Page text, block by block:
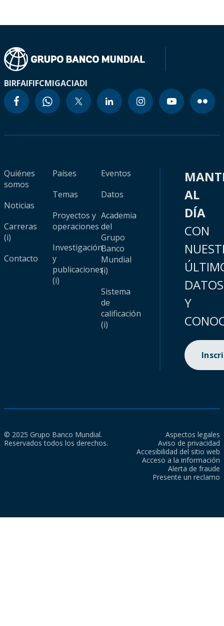
BIRFAIFIFCMIGACIADI
Quiénes
somos
Noticias
Carreras
(i)
Contacto
Países
Temas
Proyectos y
operaciones
Investigación
y
publicaciones
(i)
Eventos
Datos
Academia
del
Grupo
Banco
Mundial
(i)
Sistema
de
calificación
(i)
AL
DÍA
CON
DATOS
Y
© 2025 Grupo Banco Mundial.
Reservados todos los derechos.
Aspectos legales
Aviso de privacidad
Accesibilidad del sitio web
Acceso a la información
Alerta de fraude
Presente un reclamo